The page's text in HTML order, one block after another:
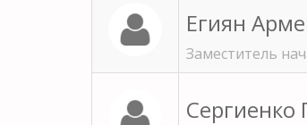
Егиян
Заместитель
Сергиенко